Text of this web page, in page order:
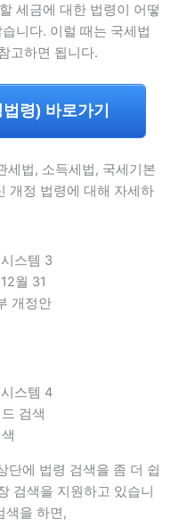
세금에 대한 법령이 어떻
니다. 이럴 때는 국세법
고하면 됩니다.
령) 바로가기
세법, 소득세법, 국세기본
개정 법령에 대해 자세하
월 31
개정안
검색
단에 법령 검색을 좀 더 쉽
검색을 지원하고 있습니
색을 하면,